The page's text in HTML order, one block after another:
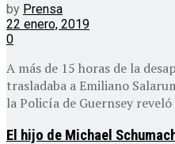
by Prensa
22 enero, 2019
0
A más de 15 horas de la
trasladaba a Emiliano
la Policía de Guernsey
El hijo de Michael